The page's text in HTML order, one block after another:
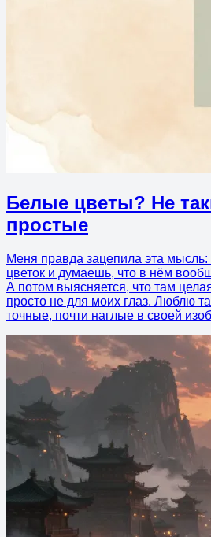
Белые цветы? Не
простые
Меня правда зацепила эта
цветок и думаешь, что в нём
А потом выясняется, что там
просто не для моих глаз. Люблю
точные, почти наглые в своей